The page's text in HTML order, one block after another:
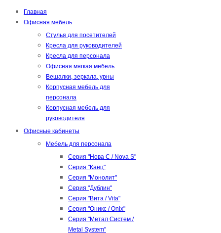
Главная
Офисная мебель
Стулья для посетителей
Кресла для руководителей
Кресла для персонала
Офисная мягкая мебель
Вешалки, зеркала, урны
Корпусная мебель для
персонала
Корпусная мебель для
руководителя
Офисные кабинеты
Мебель для персонала
Серия "Нова С / Nova S"
Серия "Канц"
Серия "Монолит"
Серия "Дублин"
Серия "Вита / Vita"
Серия "Оникс / Onix"
Серия "Метал Систем /
Metal System"